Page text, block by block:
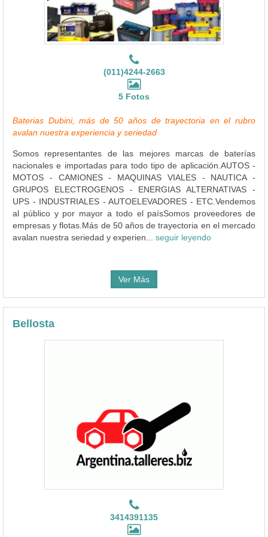
(011)4244-2663
5 Fotos
Baterias Dubini, más de 50 años de trayectoria en el rubro
avalan nuestra experiencia y seriedad
Somos representantes de las mejores marcas de baterías
nacionales e importadas para todo tipo de aplicación.AUTOS -
MOTOS - CAMIONES - MAQUINAS VIALES - NAUTICA -
GRUPOS ELECTROGENOS - ENERGIAS ALTERNATIVAS -
UPS - INDUSTRIALES - AUTOELEVADORES - ETC.Vendemos
al público y por mayor a todo el paísSomos proveedores de
empresas y flotas.Más de 50 años de trayectoria en el mercado
avalan nuestra seriedad y experien... seguir leyendo
Ver Más
Bellosta
3414391135